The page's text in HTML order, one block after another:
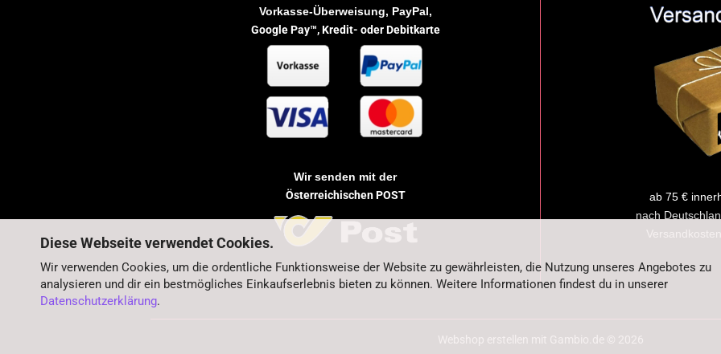
Diese Webseite verwendet Cookies.
Wir verwenden Cookies, um die ordentliche Funktionsweise der Website zu gewährleisten, die Nutzung unseres Angebotes zu
analysieren und dir ein bestmögliches Einkaufserlebnis bieten zu können. Weitere Informationen findest du in unserer
Datenschutzerklärung.
Vorkasse-Überweisung, PayPal,
Google Pay™,Kredit- oder Debitkarte
Wir senden mit der
Österreichischen POST
ab 75 €
nach